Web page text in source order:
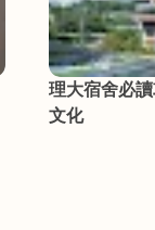
理大宿舍必
文化